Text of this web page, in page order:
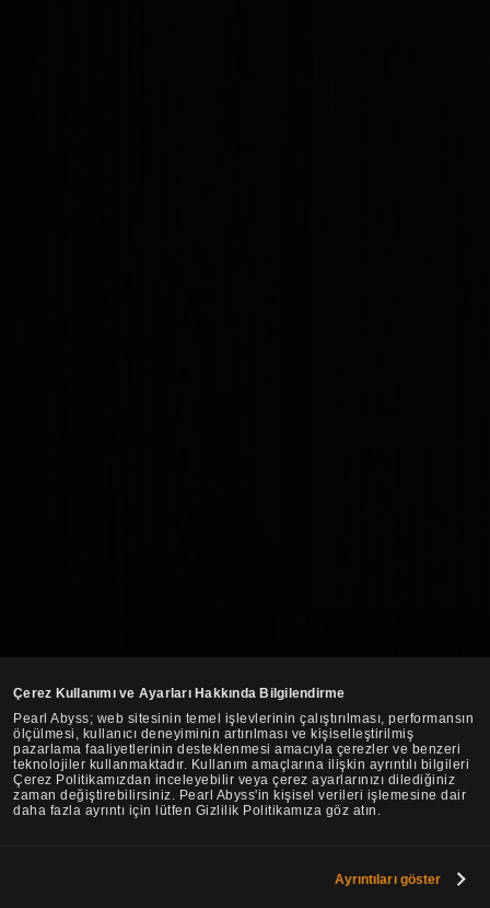
Çerez Kullanımı ve Ayarları Hakkında Bilgilendirme
Pearl Abyss; web sitesinin temel işlevlerinin çalıştırılması, performansın
ölçülmesi, kullanıcı deneyiminin artırılması ve kişiselleştirilmiş
pazarlama faaliyetlerinin desteklenmesi amacıyla çerezler ve benzeri
teknolojiler kullanmaktadır. Kullanım amaçlarına ilişkin ayrıntılı bilgileri
Çerez Politikamızdan inceleyebilir veya çerez ayarlarınızı dilediğiniz
zaman değiştirebilirsiniz. Pearl Abyss'in kişisel verileri işlemesine dair
daha fazla ayrıntı için lütfen Gizlilik Politikamıza göz atın.
Ayrıntıları göster